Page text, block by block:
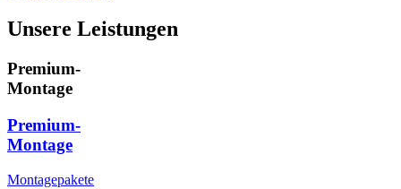
Unsere Leistungen
Premium-
Montage
Premium-
Montage
Montagepakete